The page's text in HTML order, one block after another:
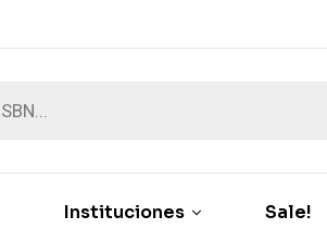
Instituciones Sale!